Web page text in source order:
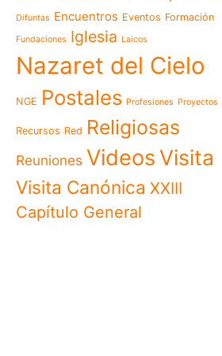
Difuntas Encuentros Eventos Formación
Fundaciones Iglesia Laicos
Nazaret del Cielo
NGE Postales Profesiones Proyectos
Recursos Red Religiosas
Reuniones Videos Visita
Visita Canónica XXIII
Capítulo General